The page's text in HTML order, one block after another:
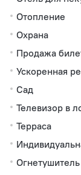
Отопление
Охрана
Продажа
Ускоренная
Сад
Телевизор в
Терраса
Огнетушитель